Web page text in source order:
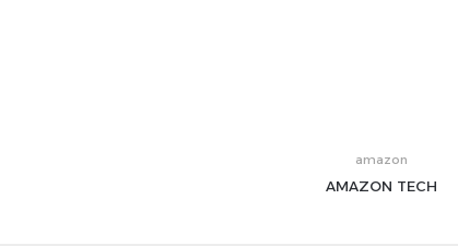
amazon
AMAZON TECH